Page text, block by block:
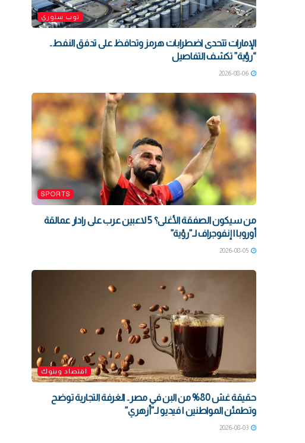
توب ستوري
الإمارات تتحدى اضطرابات هرمز وتحافظ على تدفق النفط..
“رؤية” تكشف التفاصيل
2026-08-06
SPORTS
من سيكون الصفقة الأغلى؟ 5 لاعبين عرب على رادار عمالقة
أوروبا | إنفوجراف لـ”رؤية”
2026-08-05
اقتصاد وبنوك
حقيقة غش 80% من البن في مصر.. الغرفة التجارية توضح
وتطمئن المواطنين | فيديو لـ”أزهري”
2026-08-03